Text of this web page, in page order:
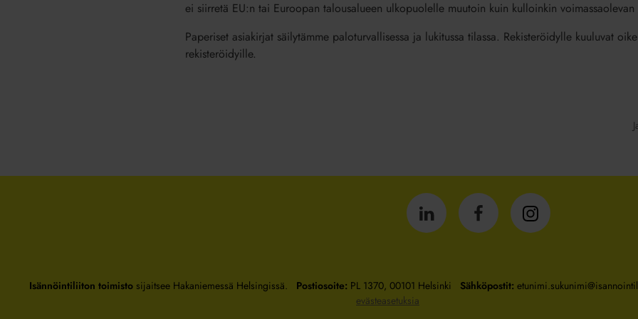
ei siirretä EU:n tai Euroopan talousalueen ulkopuolelle muutoin kuin kulloinkin voimassaolevan
Paperiset asiakirjat säilytämme paloturvallisessa ja lukitussa tilassa. Rekisteröidylle kuuluvat
rekisteröidyille.
IsännöintiliittoIsännöintiliittoIsännöintiliitto
Isännöintiliiton toimistosijaitsee Hakaniemessä Helsingissä. Postiosoite: PL 1370, 00101 Helsinki Sähköpostit:
evästeasetuksia